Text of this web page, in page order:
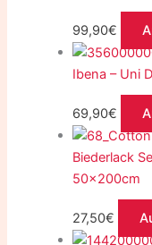
99,90€
Ibena – Uni
69,90€
Biederlack
50x200cm
27,50€